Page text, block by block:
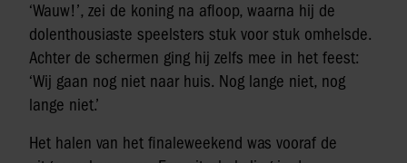
‘Wauw!’, zei de koning na afloop, waarna hij de
dolenthousiaste speelsters stuk voor stuk omhelsde.
Achter de schermen ging hij zelfs mee in het feest:
‘Wij gaan nog niet naar huis. Nog lange niet, nog
lange niet.’
Het halen van het finaleweekend was vooraf de